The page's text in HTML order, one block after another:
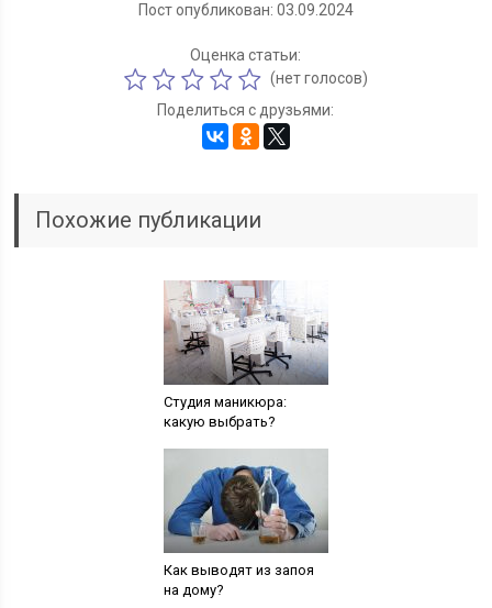
Пост опубликован: 03.09.2024
Оценка статьи:
(нет голосов)
Поделиться с друзьями:
Похожие публикации
Студия маникюра:
какую выбрать?
Как выводят из запоя
на дому?